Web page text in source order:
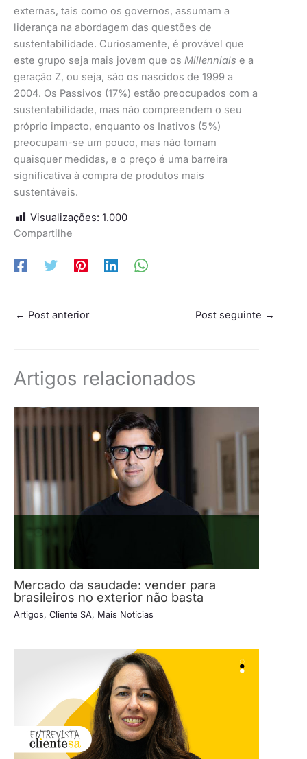
externas, tais como os governos, assumam a
liderança na abordagem das questões de
sustentabilidade. Curiosamente, é provável que
este grupo seja mais jovem que os Millennials e a
geração Z, ou seja, são os nascidos de 1999 a
2004. Os Passivos (17%) estão preocupados com a
sustentabilidade, mas não compreendem o seu
próprio impacto, enquanto os Inativos (5%)
preocupam-se um pouco, mas não tomam
quaisquer medidas, e o preço é uma barreira
significativa à compra de produtos mais
sustentáveis.
Visualizações: 1.000
Compartilhe
← Post anterior Post seguinte →
Artigos relacionados
Mercado da saudade: vender para
brasileiros no exterior não basta
Artigos, Cliente SA, Mais Notícias